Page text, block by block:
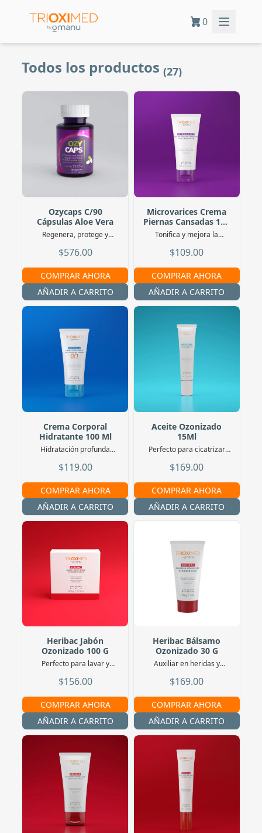
0
Todos los productos(27)
Ozycaps C/90
Cápsulas Aloe Vera
Regenera, protege y
$576.00
COMPRAR AHORA
AÑADIR A CARRITO
Microvarices Crema
Piernas Cansadas 100
Ml
Tonifica y mejora la
$109.00
COMPRAR AHORA
AÑADIR A CARRITO
Crema Corporal
Hidratante 100 Ml
Hidratación profunda
gracias al FPS20+
$119.00
COMPRAR AHORA
AÑADIR A CARRITO
Aceite Ozonizado
15Ml
Perfecto para cicatrizar
$169.00
COMPRAR AHORA
AÑADIR A CARRITO
Heribac Jabón
Ozonizado 100 G
Perfecto para lavar y
$156.00
COMPRAR AHORA
AÑADIR A CARRITO
Heribac Bálsamo
Ozonizado 30 G
Auxiliar en heridas y
$169.00
COMPRAR AHORA
AÑADIR A CARRITO